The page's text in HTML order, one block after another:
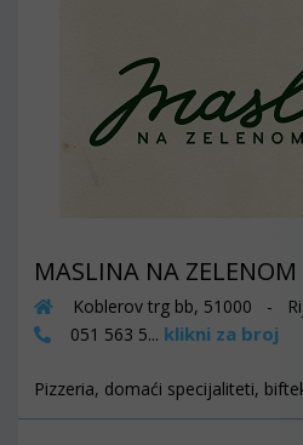
MASLINA NA ZELENOM
Koblerov trg bb, 51000 -
051 563 5... klikni za broj
Pizzeria, domaći specijaliteti,